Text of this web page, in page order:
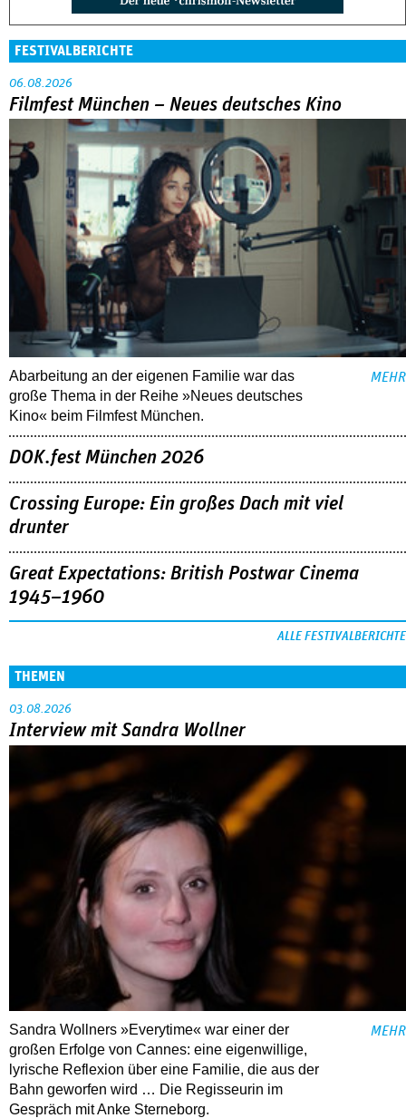
FESTIVALBERICHTE
06.08.2026
Filmfest München – Neues deutsches Kino
Abarbeitung an der eigenen Familie war das
große Thema in der Reihe »Neues deutsches
Kino« beim Filmfest München.
MEHR
DOK.fest München 2026
Crossing Europe: Ein großes Dach mit viel
drunter
Great Expectations: British Postwar Cinema
1945–1960
ALLE FESTIVALBERICHTE
THEMEN
03.08.2026
Interview mit Sandra Wollner
Sandra Wollners »Everytime« war einer der
großen Erfolge von Cannes: eine eigenwillige,
lyrische Reflexion über eine ­Familie, die aus der
Bahn geworfen wird … Die Regisseurin im
Gespräch mit Anke Sterneborg.
MEHR